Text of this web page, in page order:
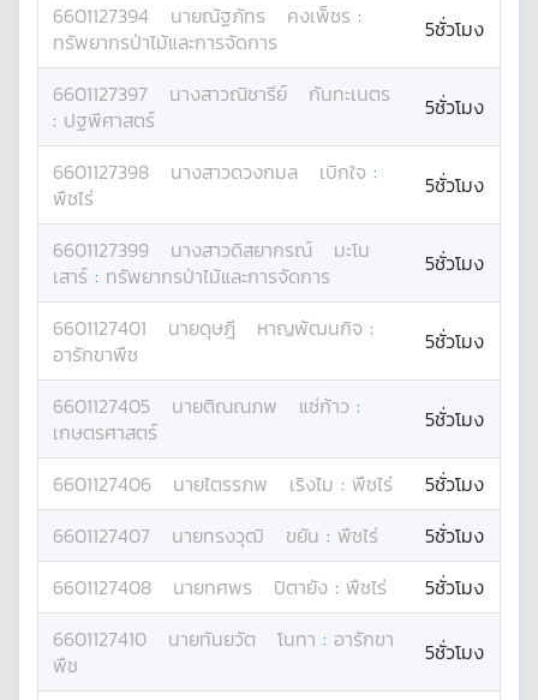
6601127394 นายณัฐภัทร คงเพ็ชร :
ทรัพยากรป่าไม้และการจัดการ
5ชั่วโมง
6601127397 นางสาวณิชารีย์
กันทะเนตร
: ปฐพีศาสตร์ 5ชั่วโมง
6601127398 นางสาวดวงกมล เบิกใจ :
พืชไร่
5ชั่วโมง
6601127399 นางสาวดิสยากรณ์
มะโน
เสาร์ : ทรัพยากรป่าไม้และการจัดการ 5ชั่วโมง
6601127401 นายดุษฎี หาญพัฒนกิจ :
อารักขาพืช
5ชั่วโมง
6601127405 นายติณณภพ แซ่ก้าว :
เกษตรศาสตร์
5ชั่วโมง
6601127406 นายไตรรภพ เริงไม : พืชไร่
5ชั่วโมง
6601127407
นายทรงวุฒิ ขยัน : พืชไร่
5ชั่วโมง
6601127408
นายทศพร ปิตายัง : พืชไร่
5ชั่วโมง
6601127410
นายทันยวัต โนทา : อารักขา
พืช
5ชั่วโมง